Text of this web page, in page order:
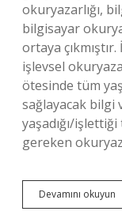
okuryazarlığı,
bilgisayar
ortaya
işlevsel
ötesinde tüm
sağlayacak bilgi
yaşadığı/
gereken
Devamını okuyun